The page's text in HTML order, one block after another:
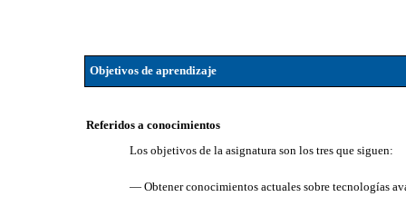
Objetivos de aprendizaje
Referidos a conocimientos
Los objetivos de la asignatura son los tres que siguen:
— Obtener conocimientos actuales sobre tecnologías